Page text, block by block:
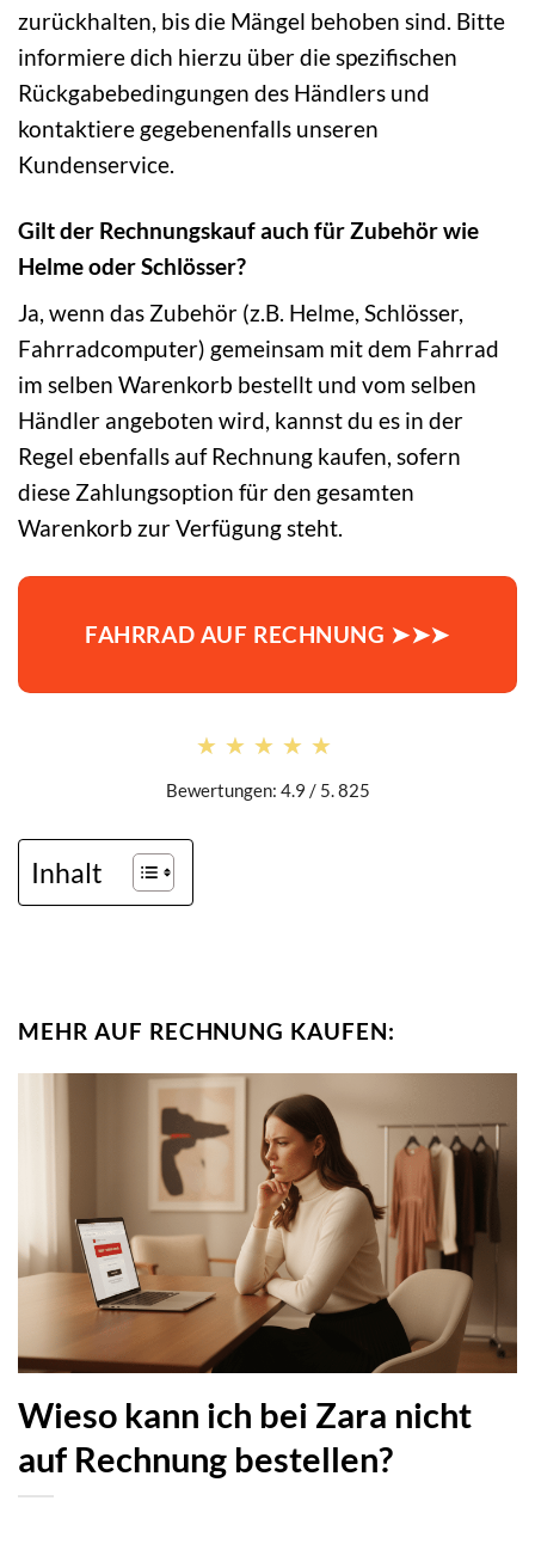
zurückhalten, bis die Mängel behoben sind. Bitte
informiere dich hierzu über die spezifischen
Rückgabebedingungen des Händlers und
kontaktiere gegebenenfalls unseren
Kundenservice.
Gilt der Rechnungskauf auch für Zubehör wie
Helme oder Schlösser?
Ja, wenn das Zubehör (z.B. Helme, Schlösser,
Fahrradcomputer) gemeinsam mit dem Fahrrad
im selben Warenkorb bestellt und vom selben
Händler angeboten wird, kannst du es in der
Regel ebenfalls auf Rechnung kaufen, sofern
diese Zahlungsoption für den gesamten
Warenkorb zur Verfügung steht.
FAHRRAD AUF RECHNUNG ➤➤➤
★★★★★
★★★★★
Bewertungen: 4.9 / 5. 825
Inhalt
MEHR AUF RECHNUNG KAUFEN:
Wieso kann ich bei Zara nicht
auf Rechnung bestellen?